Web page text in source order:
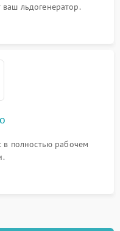
льдогенератор.
в полностью рабочем